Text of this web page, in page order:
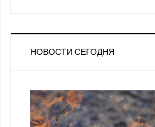
НОВОСТИ СЕГОДНЯ